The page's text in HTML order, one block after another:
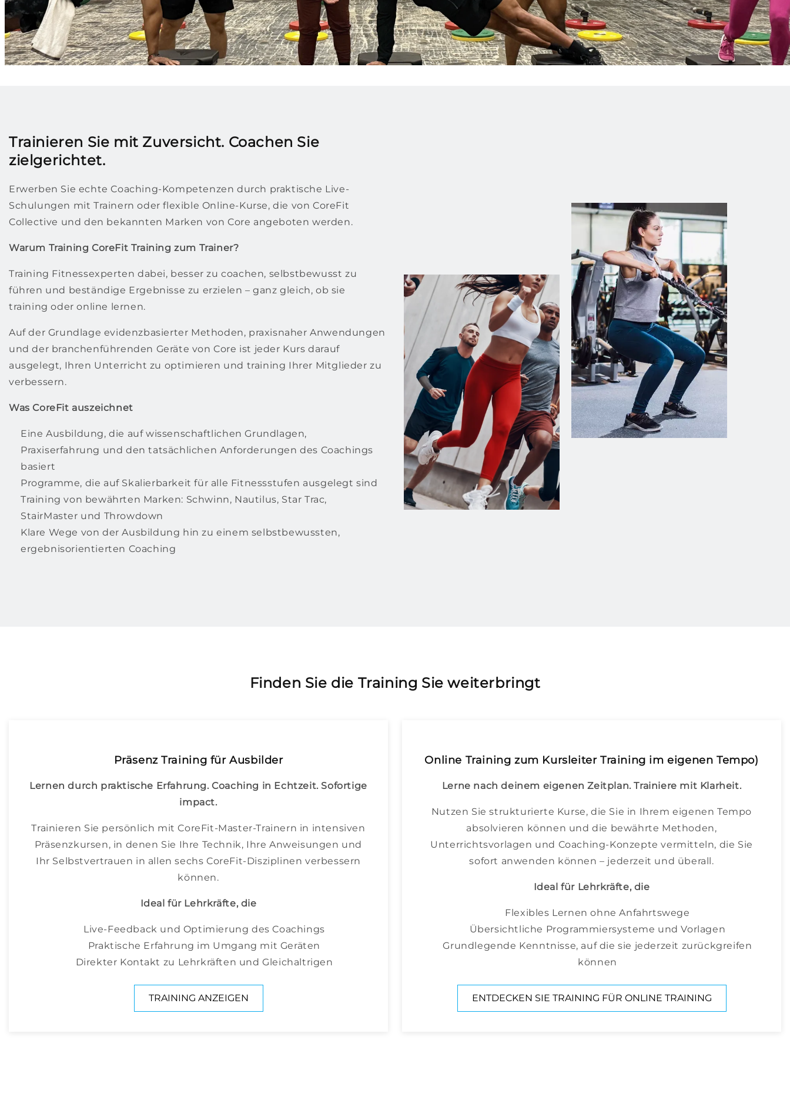
Trainieren Sie mit Zuversicht. Coachen Sie
zielgerichtet.
Erwerben Sie echte Coaching-Kompetenzen durch praktische Live-
Schulungen mit Trainern oder flexible Online-Kurse, die von CoreFit
Collective und den bekannten Marken von Core angeboten werden.
Warum Training CoreFit Training zum Trainer?
Training Fitnessexperten dabei, besser zu coachen, selbstbewusst zu
führen und beständige Ergebnisse zu erzielen – ganz gleich, ob sie
training oder online lernen.
Auf der Grundlage evidenzbasierter Methoden, praxisnaher Anwendungen
und der branchenführenden Geräte von Core ist jeder Kurs darauf
ausgelegt, Ihren Unterricht zu optimieren und training Ihrer Mitglieder zu
verbessern.
Was CoreFit auszeichnet
Eine Ausbildung, die auf wissenschaftlichen Grundlagen,
Praxiserfahrung und den tatsächlichen Anforderungen des Coachings
basiert
Programme, die auf Skalierbarkeit für alle Fitnessstufen ausgelegt sind
Training von bewährten Marken: Schwinn, Nautilus, Star Trac,
StairMaster und Throwdown
Klare Wege von der Ausbildung hin zu einem selbstbewussten,
ergebnisorientierten Coaching
Finden Sie die Training Sie weiterbringt
Präsenz Training für Ausbilder
Lernen durch praktische Erfahrung. Coaching in Echtzeit. Sofortige
impact.
Trainieren Sie persönlich mit CoreFit-Master-Trainern in intensiven
Präsenzkursen, in denen Sie Ihre Technik, Ihre Anweisungen und
Ihr Selbstvertrauen in allen sechs CoreFit-Disziplinen verbessern
können.
Ideal für Lehrkräfte, die
Live-Feedback und Optimierung des Coachings
Praktische Erfahrung im Umgang mit Geräten
Direkter Kontakt zu Lehrkräften und Gleichaltrigen
TRAINING ANZEIGEN
Online Training zum Kursleiter Training im eigenen Tempo)
Lerne nach deinem eigenen Zeitplan. Trainiere mit Klarheit.
Nutzen Sie strukturierte Kurse, die Sie in Ihrem eigenen Tempo
absolvieren können und die bewährte Methoden,
Unterrichtsvorlagen und Coaching-Konzepte vermitteln, die Sie
sofort anwenden können – jederzeit und überall.
Ideal für Lehrkräfte, die
Flexibles Lernen ohne Anfahrtswege
Übersichtliche Programmiersysteme und Vorlagen
Grundlegende Kenntnisse, auf die sie jederzeit zurückgreifen
können
ENTDECKEN SIE TRAINING FÜR ONLINE TRAINING